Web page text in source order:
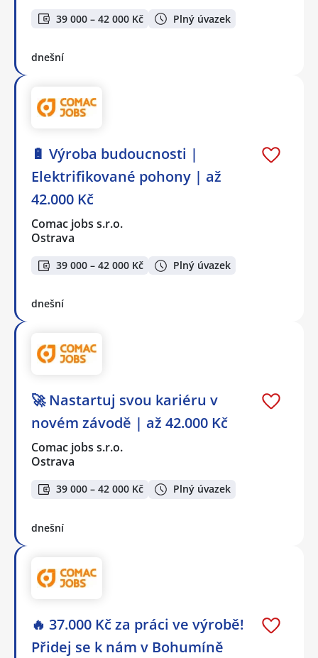
39 000 – 42 000 Kč Plný úvazek
dnešní
🔋 Výroba budoucnosti |
Elektrifikované pohony | až
42.000 Kč
Comac jobs s.r.o.
Ostrava
39 000 – 42 000 Kč Plný úvazek
dnešní
🚀 Nastartuj svou kariéru v
novém závodě | až 42.000 Kč
Comac jobs s.r.o.
Ostrava
39 000 – 42 000 Kč Plný úvazek
dnešní
🔥 37.000 Kč za práci ve výrobě!
Přidej se k nám v Bohumíně